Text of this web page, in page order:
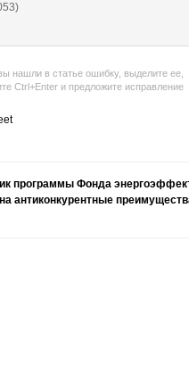
нашли в статье ошибку, выделите ее,
Ctrl+Enter и предложите исправление
программы Фонда
антиконкурентные